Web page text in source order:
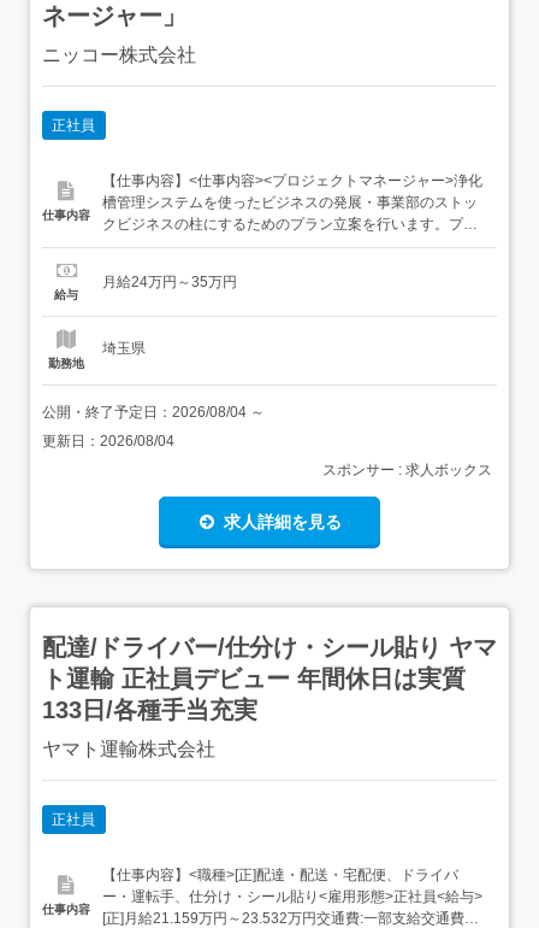
ネージャー」
ニッコー株式会社
正社員
仕事内容
【仕事内容】<仕事内容><プロジェクトマネージャー>浄化
槽管理システムを使ったビジネスの発展・事業部のストッ
クビジネスの柱にするためのプラン立案を行います。プロ
ジェクトマネージャーのポジションに立ち、様々な事業の
化槽ユーザーに対して浄化槽点検時期の自動提案家全体を
給与
月給24万円～35万円
勤務地
埼玉県
公開・終了予定日： 2026/08/04 ～
更新日： 2026/08/04
スポンサー : 求人ボックス
求人詳細を見る
配達/ドライバー/仕分け・シール貼り ヤマ
ト運輸 正社員デビュー 年間休日は実質
133日/各種手当充実
ヤマト運輸株式会社
正社員
仕事内容
【仕事内容】<職種>[正]配達・配送・宅配便、ドライバ
ー・運転手、仕分け・シール貼り<雇用形態>正社員<給与>
[正]月給21.159万円～23.532万円交通費:一部支給交通費